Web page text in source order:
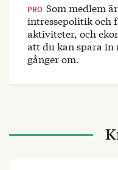
PRO Som medlem
intressepolitik och
aktiviteter, och
att du kan spara in
gånger om.